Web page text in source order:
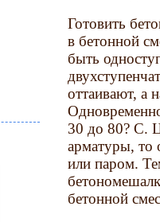
Готовить
в бетонной
быть
оттаивают, а
30 до 80? С.
арматуры, то
или паром.
бетонной